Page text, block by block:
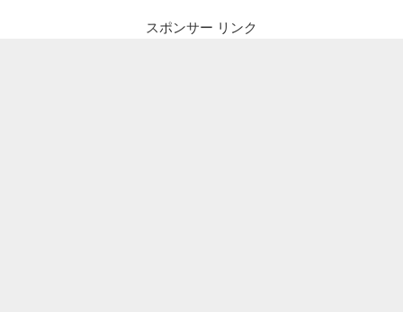
スポンサー リンク